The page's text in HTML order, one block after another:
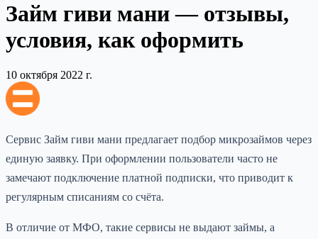
Займ гиви мани — отзывы,
условия, как оформить
10 октября 2022 г.
Сервис Займ гиви мани предлагает подбор микрозаймов через
единую заявку. При оформлении пользователи часто не
замечают подключение платной подписки, что приводит к
регулярным списаниям со счёта.
В отличие от МФО, такие сервисы не выдают займы, а